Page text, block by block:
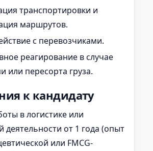
транспортировки и
маршрутов.
с перевозчиками.
реагирование в случае
или пересорта груза.
к кандидату
в логистике или
деятельности от 1 года (опыт
или FMCG-